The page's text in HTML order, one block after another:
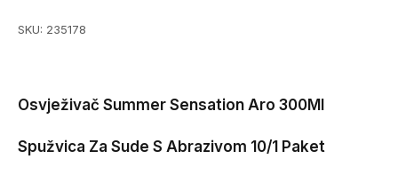
SKU: 235178
Osvježivač Summer Sensation Aro 300Ml
Spužvica Za Sude S Abrazivom 10/1 Paket